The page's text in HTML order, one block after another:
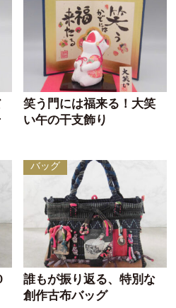
笑う門には福来る！大笑
い午の干支飾り
バッグ
誰もが振り返る、特別な
創作古布バッグ